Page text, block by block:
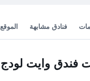
فنادق مشابهة الموقع
فندق وايت لودج